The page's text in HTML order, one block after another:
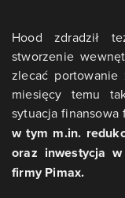
Hood zdradził
stworzenie
zlecać portowanie
miesięcy temu
sytuacja finansowa
w tym m.in.
oraz inwestycja
firmy Pimax.